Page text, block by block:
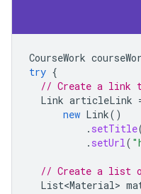
CourseWork
try {
// Create a link
Link articleLink
new Link()
. setTitle
. setUrl(
// Create a list
List<Material>